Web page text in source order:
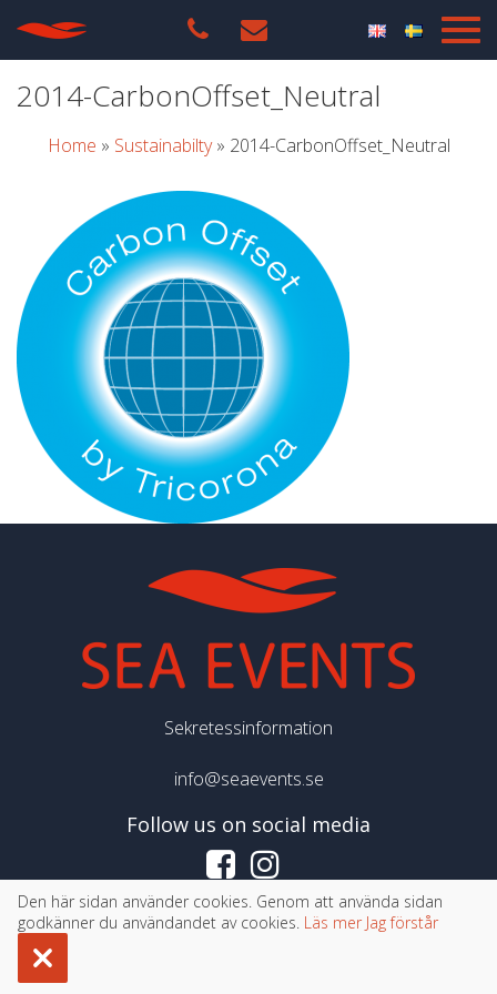
2014-CarbonOffset_Neutral
Home » Sustainabilty» 2014-CarbonOffset_Neutral
Sekretessinformation
info@seaevents.se
Follow us on social media
©Copyright 2026 Sea Events
Den här sidan använder cookies. Genom att använda sidan
godkänner du användandet av cookies. Läs mer Jag förstår